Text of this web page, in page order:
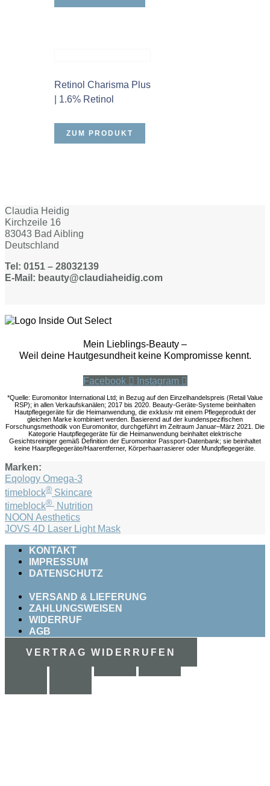
Retinol Charisma Plus
| 1.6% Retinol
ZUM PRODUKT
Claudia Heidig
Kirchzeile 16
83043 Bad Aibling
Deutschland
Tel: 0151 – 28032139
E-Mail: beauty@claudiaheidig.com
Mein Lieblings-Beauty –
Weil deine Hautgesundheit keine Kompromisse kennt.
Facebook Instagram
*Quelle: Euromonitor International Ltd; in Bezug auf den Einzelhandelspreis (Retail Value
RSP); in allen Verkaufskanälen; 2017 bis 2020. Beauty-Geräte-Systeme beinhalten
Hautpflegegeräte für die Heimanwendung, die exklusiv mit einem Pflegeprodukt der
gleichen Marke kombiniert werden. Basierend auf der kundenspezifischen
Forschungsmethodik von Euromonitor, durchgeführt im Zeitraum Januar–März 2021. Die
Kategorie Hautpflegegeräte für die Heimanwendung beinhaltet elektrische
Gesichtsreiniger gemäß Definition der Euromonitor Passport-Datenbank; sie beinhaltet
keine Haarpflegegeräte/Haarentferner, Körperhaarrasierer oder Mundpflegegeräte.
Marken:
Eqology Omega-3
timeblock® Skincare
timeblock® Nutrition
NOON Aesthetics
JOVS 4D Laser Light Mask
KONTAKT
IMPRESSUM
DATENSCHUTZ
VERSAND & LIEFERUNG
ZAHLUNGSWEISEN
WIDERRUF
AGB
VERTRAG WIDERRUFEN